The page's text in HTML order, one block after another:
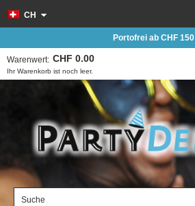
CH
Ihr Warenkorb ist noch leer.
Warenwert: CHF 0.00
Portofrei ab CHF 150